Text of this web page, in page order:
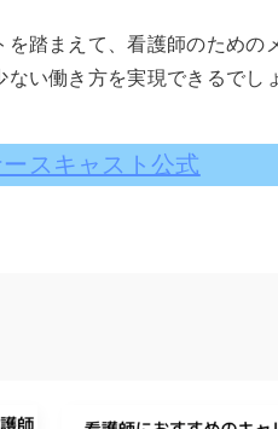
を踏まえて、看護師のための
い働き方を実現できるでし
スキャスト公式